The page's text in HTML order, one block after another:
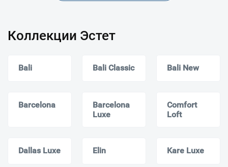
Коллекции Эстет
Bali Bali Classic Bali New
Barcelona
Barcelona
Luxe
Comfort
Loft
Dallas Luxe Elin Kare Luxe